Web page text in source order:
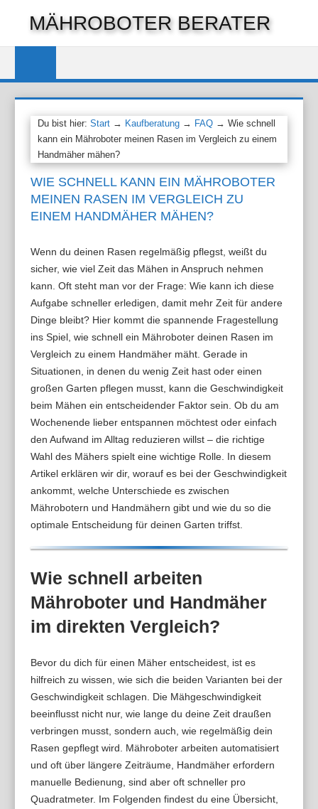
springen
MÄHROBOTER BERATER
Du bist hier:Start → Kaufberatung → FAQ → Wie schnell
kann ein Mähroboter meinen Rasen im Vergleich zu einem
Handmäher mähen?
WIE SCHNELL KANN EIN MÄHROBOTER
MEINEN RASEN IM VERGLEICH ZU
EINEM HANDMÄHER MÄHEN?
Wenn du deinen Rasen regelmäßig pflegst, weißt du
sicher, wie viel Zeit das Mähen in Anspruch nehmen
kann. Oft steht man vor der Frage: Wie kann ich diese
Aufgabe schneller erledigen, damit mehr Zeit für andere
Dinge bleibt? Hier kommt die spannende Fragestellung
ins Spiel, wie schnell ein Mähroboter deinen Rasen im
Vergleich zu einem Handmäher mäht. Gerade in
Situationen, in denen du wenig Zeit hast oder einen
großen Garten pflegen musst, kann die Geschwindigkeit
beim Mähen ein entscheidender Faktor sein. Ob du am
Wochenende lieber entspannen möchtest oder einfach
den Aufwand im Alltag reduzieren willst – die richtige
Wahl des Mähers spielt eine wichtige Rolle. In diesem
Artikel erklären wir dir, worauf es bei der Geschwindigkeit
ankommt, welche Unterschiede es zwischen
Mährobotern und Handmähern gibt und wie du so die
optimale Entscheidung für deinen Garten triffst.
Wie schnell arbeiten
Mähroboter und Handmäher
im direkten Vergleich?
Bevor du dich für einen Mäher entscheidest, ist es
hilfreich zu wissen, wie sich die beiden Varianten bei der
Geschwindigkeit schlagen. Die Mähgeschwindigkeit
beeinflusst nicht nur, wie lange du deine Zeit draußen
verbringen musst, sondern auch, wie regelmäßig dein
Rasen gepflegt wird. Mähroboter arbeiten automatisiert
und oft über längere Zeiträume, Handmäher erfordern
manuelle Bedienung, sind aber oft schneller pro
Quadratmeter. Im Folgenden findest du eine Übersicht,